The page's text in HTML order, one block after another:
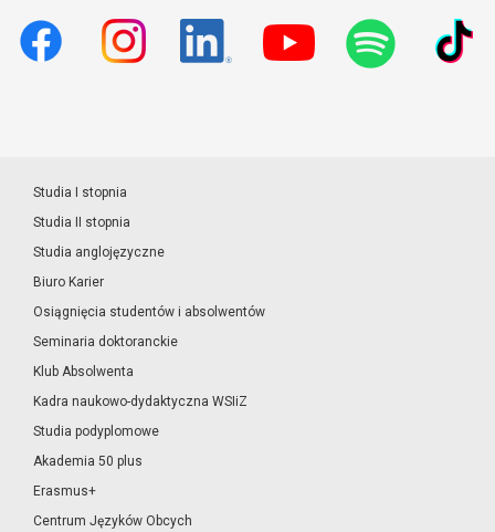
Studia I stopnia
Studia II stopnia
Studia anglojęzyczne
Biuro Karier
Osiągnięcia studentów i absolwentów
Seminaria doktoranckie
Klub Absolwenta
Kadra naukowo-dydaktyczna WSIiZ
Studia podyplomowe
Akademia 50 plus
Erasmus+
Centrum Języków Obcych